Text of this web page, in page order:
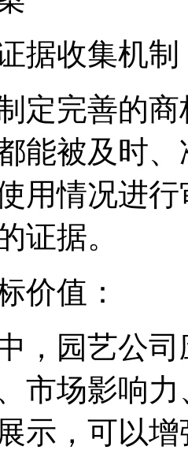
据收集机制‌
定完善的
能被及时
用情况进
证据。
价值‌：
，园艺公
市场影响
示，可以